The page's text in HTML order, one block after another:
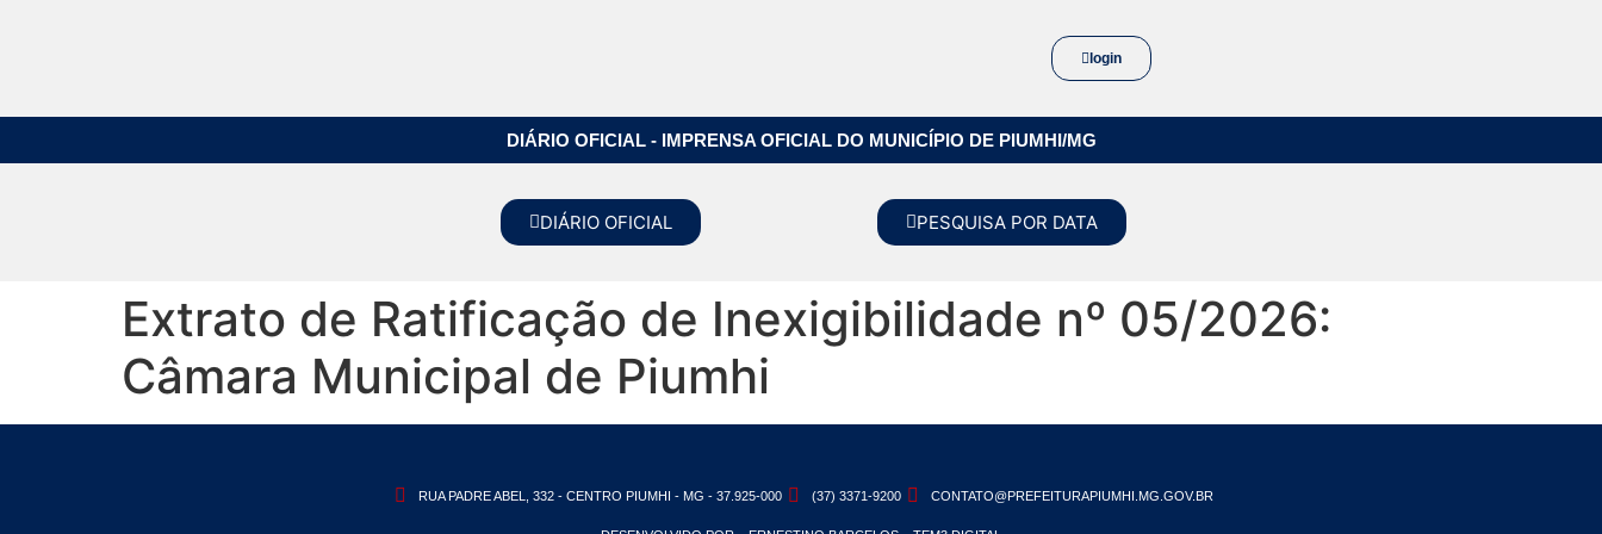
login
DIÁRIO OFICIAL - IMPRENSA OFICIAL DO MUNICÍPIO DE PIUMHI/MG
DIÁRIO OFICIAL PESQUISA POR DATA
Extrato de Ratificação de Inexigibilidade nº 05/2026:
Câmara Municipal de Piumhi
RUA PADRE ABEL, 332 - CENTRO PIUMHI - MG - 37.925-000 (37) 3371-9200 CONTATO@PREFEITURAPIUMHI.MG.GOV.BR